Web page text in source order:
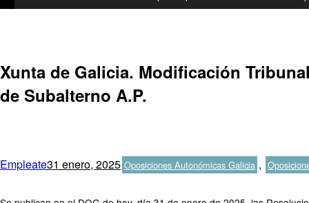
contenido
Xunta de Galicia. Modificación
de Subalterno A.P.
Autor
EmpleatePublicado
31 enero, 2025Categorías
Oposiciones Autonómicas Galicia ,